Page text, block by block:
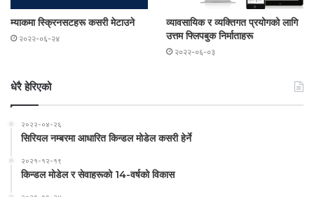
म्याकमा स्क्रिनसटहरू कसरी मेटाउने
२०२२-०६-२४
व्यावसायिक र व्यक्तिगत प्रयोगको लागि
उत्तम फ्लिपबुक निर्माताहरू
२०२२-०६-०३
धेरै हेरिएको
२०२२-०४-२६
सिरियल नम्बरमा आधारित किन्डल मोडेल कसरी हेर्ने
२०२१-१२-१९
किन्डल मोडेल र सेवाहरूको 14-वर्षको विकास